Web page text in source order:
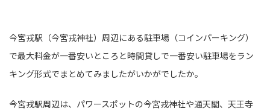
今宮戎駅（今宮戎神社）周辺にある駐車場（コインパーキング）
で最大料金が一番安いところと時間貸しで一番安い駐車場をラン
キング形式でまとめてみましたがいかがでしたか。
今宮戎駅周辺は、パワースポットの今宮戎神社や通天閣、天王寺